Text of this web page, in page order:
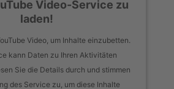
Video-Service zu
laden!
Video, um Inhalte einzubetten.
kann Daten zu Ihren Aktivitäten
Sie die Details durch und stimmen
des Service zu, um diese Inhalte